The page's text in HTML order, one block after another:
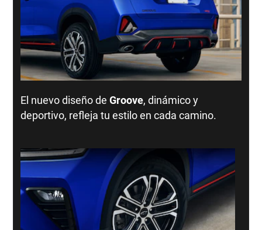
El nuevo diseño de Groove, dinámico y
deportivo, refleja tu estilo en cada camino.